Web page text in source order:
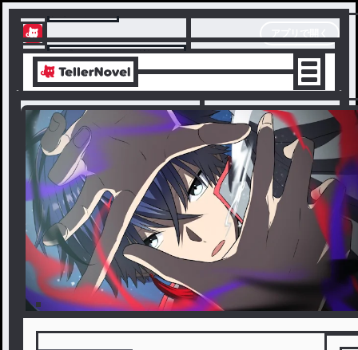
テラーノベル
アプリでサクサク楽しめる